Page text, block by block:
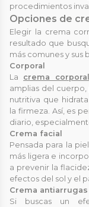
procedimientos
Opciones de
Elegir la crema
resultado que
más comunes y sus
Corporal
La crema corporal
amplias del
nutritiva que
la firmeza. Así, es
diario,
Crema facial
Pensada para la
más ligera e
a prevenir la
efectos del sol y el
Crema antiarrugas
Si buscas un